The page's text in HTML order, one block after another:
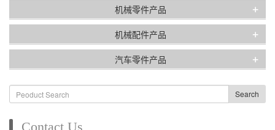
机械零件产品 +
机械配件产品 +
汽车零件产品 +
Search
Contact Us